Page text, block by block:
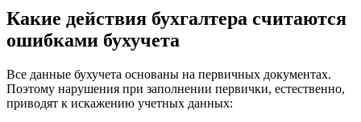
Какие действия бухгалтера считаются
ошибками бухучета
Все данные бухучета основаны на первичных документах.
Поэтому нарушения при заполнении первички, естественно,
приводят к искажению учетных данных: